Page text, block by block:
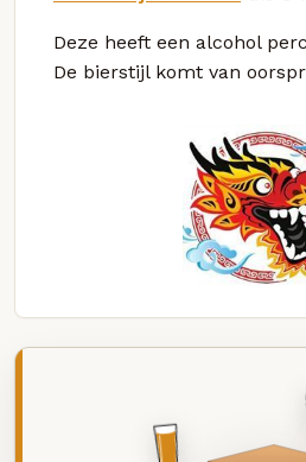
Deze heeft een alcohol
De bierstijl komt van